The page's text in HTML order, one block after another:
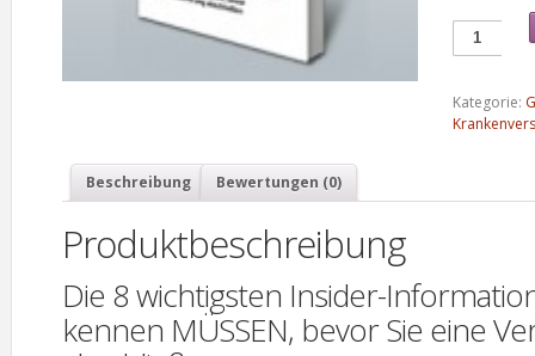
Kategorie:
Beschreibung Bewertungen (0)
Produktbeschreibung
Die 8 wichtigsten Insider-
kennen MÜSSEN, bevor Sie eine